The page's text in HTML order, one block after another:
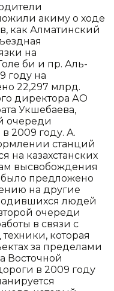
акиму о ходе
как Алматинский
на
би и пр. Аль-
году на
22,297 млрд.
директора АО
Укшебаева,
очереди
2009 году. А.
станций
на казахстанских
высвобождения
было предложено
на другие
людей
очереди
в связи с
которая
за пределами
Восточной
в 2009 году